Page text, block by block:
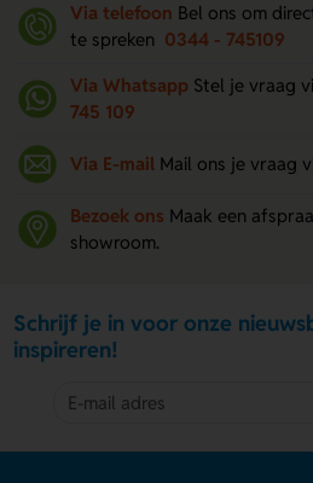
Via telefoon Bel ons om
te spreken 0344 - 745109
Via Whatsapp Stel je vraag
745 109
Via E-mail Mail ons je vraag
Bezoek ons Maak een
showroom.
Schrijf je in voor onze
inspireren!